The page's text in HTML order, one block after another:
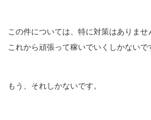
この件については、特に対策はありませ
これから頑張って稼いでいくしかないで
もう、それしかないです。